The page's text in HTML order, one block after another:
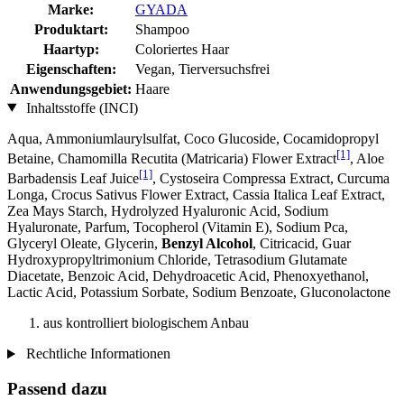
Marke:
GYADA
Produktart:
Shampoo
Haartyp:
Coloriertes Haar
Eigenschaften:
Vegan, Tierversuchsfrei
Anwendungsgebiet: Haare
Inhaltsstoffe (INCI)
Aqua, Ammoniumlaurylsulfat, Coco Glucoside, Cocamidopropyl
Betaine, Chamomilla Recutita (Matricaria) Flower Extract[1], Aloe
Barbadensis Leaf Juice[1], Cystoseira Compressa Extract, Curcuma
Longa, Crocus Sativus Flower Extract, Cassia Italica Leaf Extract,
Zea Mays Starch, Hydrolyzed Hyaluronic Acid, Sodium
Hyaluronate, Parfum, Tocopherol (Vitamin E), Sodium Pca,
Glyceryl Oleate, Glycerin, Benzyl Alcohol, Citricacid, Guar
Hydroxypropyltrimonium Chloride, Tetrasodium Glutamate
Diacetate, Benzoic Acid, Dehydroacetic Acid, Phenoxyethanol,
Lactic Acid, Potassium Sorbate, Sodium Benzoate, Gluconolactone
aus kontrolliert biologischem Anbau
Rechtliche Informationen
Passend dazu